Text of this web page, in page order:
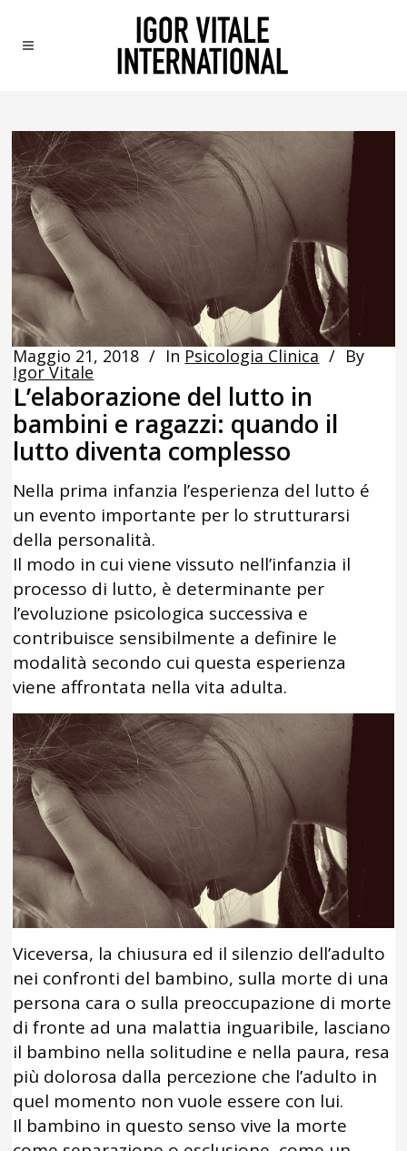
Maggio 21, 2018 In Psicologia Clinica By
Igor Vitale
L’elaborazione del lutto in
bambini e ragazzi: quando il
lutto diventa complesso
Nella prima infanzia l’esperienza del lutto é
un evento importante per lo strutturarsi
della personalità.
Il modo in cui viene vissuto nell’infanzia il
processo di lutto, è determinante per
l’evoluzione psicologica successiva e
contribuisce sensibilmente a definire le
modalità secondo cui questa esperienza
viene affrontata nella vita adulta.
Viceversa, la chiusura ed il silenzio dell’adulto
nei confronti del bambino, sulla morte di una
persona cara o sulla preoccupazione di morte
di fronte ad una malattia inguaribile, lasciano
il bambino nella solitudine e nella paura, resa
più dolorosa dalla percezione che l’adulto in
quel momento non vuole essere con lui.
Il bambino in questo senso vive la morte